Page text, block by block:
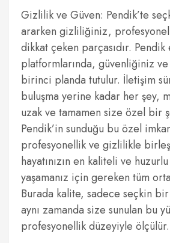
Gizlilik ve Güven: Pendik’te
ararken gizliliğiniz,
dikkat çeken parçasıdır.
platformlarında, güvenliğiniz
birinci planda tutulur. İletişim
buluşma yerine kadar her şey,
uzak ve tamamen size özel bir
Pendik’in sunduğu bu özel
profesyonellik ve gizlilikle
hayatınızın en kaliteli ve huzurlu
yaşamanız için gereken tüm
Burada kalite, sadece seçkin
aynı zamanda size sunulan bu
profesyonellik düzeyiyle ölçülür.